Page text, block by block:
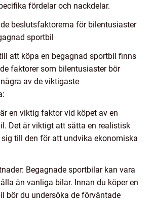
fördelar och nackdelar.
beslutsfaktorerna för bilentusiaster
sportbil
att köpa en begagnad sportbil finns
faktorer som bilentusiaster bör
av de viktigaste
en viktig faktor vid köpet av en
Det är viktigt att sätta en realistisk
till den för att undvika ekonomiska
Begagnade sportbilar kan vara
än vanliga bilar. Innan du köper en
bör du undersöka de förväntade